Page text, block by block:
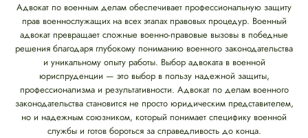
Адвокат по военным делам обеспечивает профессиональную защиту
прав военнослужащих на всех этапах правовых процедур. Военный
адвокат превращает сложные военно-правовые вызовы в победные
решения благодаря глубокому пониманию военного законодательства
и уникальному опыту работы. Выбор адвоката в военной
юриспруденции — это выбор в пользу надежной защиты,
профессионализма и результативности. Адвокат по делам военного
законодательства становится не просто юридическим представителем,
но и надежным союзником, который понимает специфику военной
службы и готов бороться за справедливость до конца.